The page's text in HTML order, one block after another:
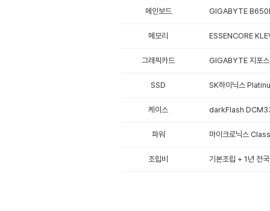
메인보드 GIGABYTE
메모리 ESSENCORE
그래픽카드 GIGABYTE 지포
SSD SK하이닉스
케이스 darkFlash
파워 마이크로닉스
조립비 기본조립 + 1년 전